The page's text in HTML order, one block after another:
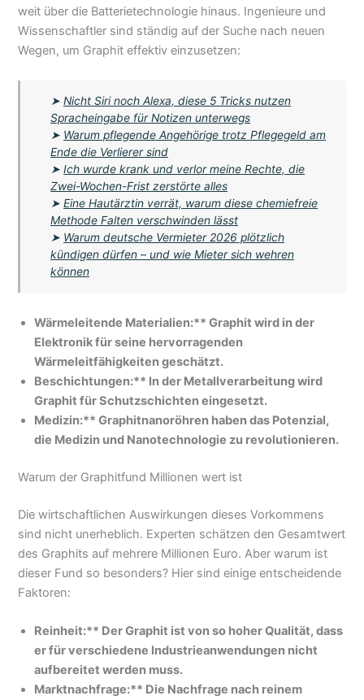
weit über die Batterietechnologie hinaus. Ingenieure und
Wissenschaftler sind ständig auf der Suche nach neuen
Wegen, um Graphit effektiv einzusetzen:
➤Nicht Siri noch Alexa, diese 5 Tricks nutzen
Spracheingabe für Notizen unterwegs
➤ Warum pflegende Angehörige trotz Pflegegeld am
Ende die Verlierer sind
➤Ich wurde krank und verlor meine Rechte, die
Zwei-Wochen-Frist zerstörte alles
➤Eine Hautärztin verrät, warum diese chemiefreie
Methode Falten verschwinden lässt
➤ Warum deutsche Vermieter 2026 plötzlich
kündigen dürfen – und wie Mieter sich wehren
können
Wärmeleitende Materialien:** Graphit wird in der
Elektronik für seine hervorragenden
Wärmeleitfähigkeiten geschätzt.
Beschichtungen:** In der Metallverarbeitung wird
Graphit für Schutzschichten eingesetzt.
Medizin:** Graphitnanoröhren haben das Potenzial,
die Medizin und Nanotechnologie zu revolutionieren.
Warum der Graphitfund Millionen wert ist
Die wirtschaftlichen Auswirkungen dieses Vorkommens
sind nicht unerheblich. Experten schätzen den Gesamtwert
des Graphits auf mehrere Millionen Euro. Aber warum ist
dieser Fund so besonders? Hier sind einige entscheidende
Faktoren:
Reinheit:** Der Graphit ist von so hoher Qualität, dass
er für verschiedene Industrieanwendungen nicht
aufbereitet werden muss.
Marktnachfrage:** Die Nachfrage nach reinem